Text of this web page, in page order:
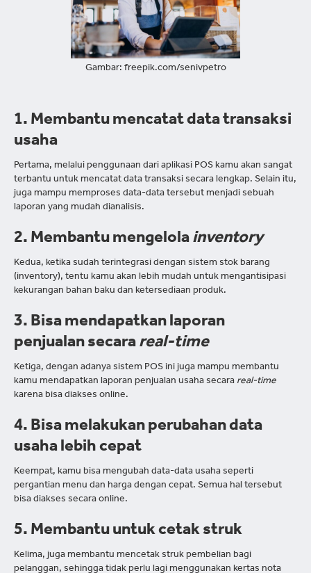
Gambar: freepik.com/senivpetro
1. Membantu mencatat data transaksi
usaha
Pertama, melalui penggunaan dari aplikasi POS kamu akan sangat
terbantu untuk mencatat data transaksi secara lengkap. Selain itu,
juga mampu memproses data-data tersebut menjadi sebuah
laporan yang mudah dianalisis.
2. Membantu mengelola inventory
Kedua, ketika sudah terintegrasi dengan sistem stok barang
(inventory), tentu kamu akan lebih mudah untuk mengantisipasi
kekurangan bahan baku dan ketersediaan produk.
3. Bisa mendapatkan laporan
penjualan secara real-time
Ketiga, dengan adanya sistem POS ini juga mampu membantu
kamu mendapatkan laporan penjualan usaha secara real-time
karena bisa diakses online.
4. Bisa melakukan perubahan data
usaha lebih cepat
Keempat, kamu bisa mengubah data-data usaha seperti
pergantian menu dan harga dengan cepat. Semua hal tersebut
bisa diakses secara online.
5. Membantu untuk cetak struk
Kelima, juga membantu mencetak struk pembelian bagi
pelanggan, sehingga tidak perlu lagi menggunakan kertas nota